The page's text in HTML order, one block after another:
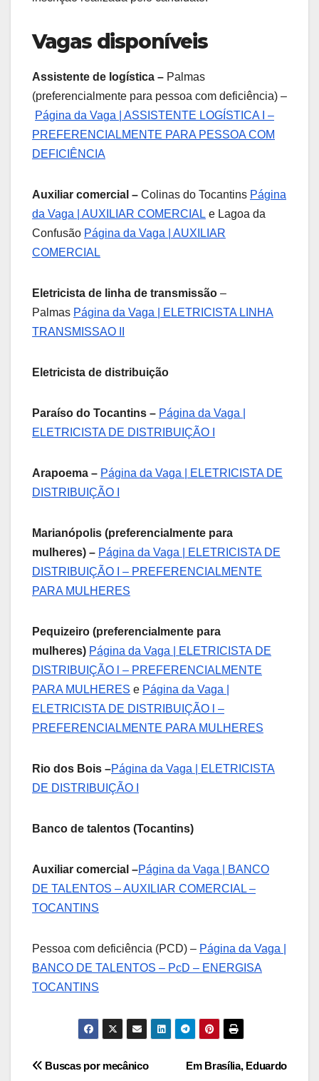
Vagas disponíveis
Assistente de logística – Palmas
(preferencialmente para pessoa com deficiência) –
Página da Vaga | ASSISTENTE LOGÍSTICA I –
PREFERENCIALMENTE PARA PESSOA COM
DEFICIÊNCIA
Auxiliar comercial – Colinas do Tocantins Página
da Vaga | AUXILIAR COMERCIAL e Lagoa da
Confusão Página da Vaga | AUXILIAR
COMERCIAL
Eletricista de linha de transmissão –
Palmas Página da Vaga | ELETRICISTA LINHA
TRANSMISSAO II
Eletricista de distribuição
Paraíso do Tocantins – Página da Vaga |
ELETRICISTA DE DISTRIBUIÇÃO I
Arapoema – Página da Vaga | ELETRICISTA DE
DISTRIBUIÇÃO I
Marianópolis (preferencialmente para
mulheres) – Página da Vaga | ELETRICISTA DE
DISTRIBUIÇÃO I – PREFERENCIALMENTE
PARA MULHERES
Pequizeiro (preferencialmente para
mulheres) Página da Vaga | ELETRICISTA DE
DISTRIBUIÇÃO l – PREFERENCIALMENTE
PARA MULHERES e Página da Vaga |
ELETRICISTA DE DISTRIBUIÇÃO l –
PREFERENCIALMENTE PARA MULHERES
Rio dos Bois –Página da Vaga | ELETRICISTA
DE DISTRIBUIÇÃO I
Banco de talentos (Tocantins)
Auxiliar comercial –Página da Vaga | BANCO
DE TALENTOS – AUXILIAR COMERCIAL –
TOCANTINS
Pessoa com deficiência (PCD) – Página da Vaga |
BANCO DE TALENTOS – PcD – ENERGISA
TOCANTINS
Post
Em Brasília, Eduardo
Buscas por mecânico